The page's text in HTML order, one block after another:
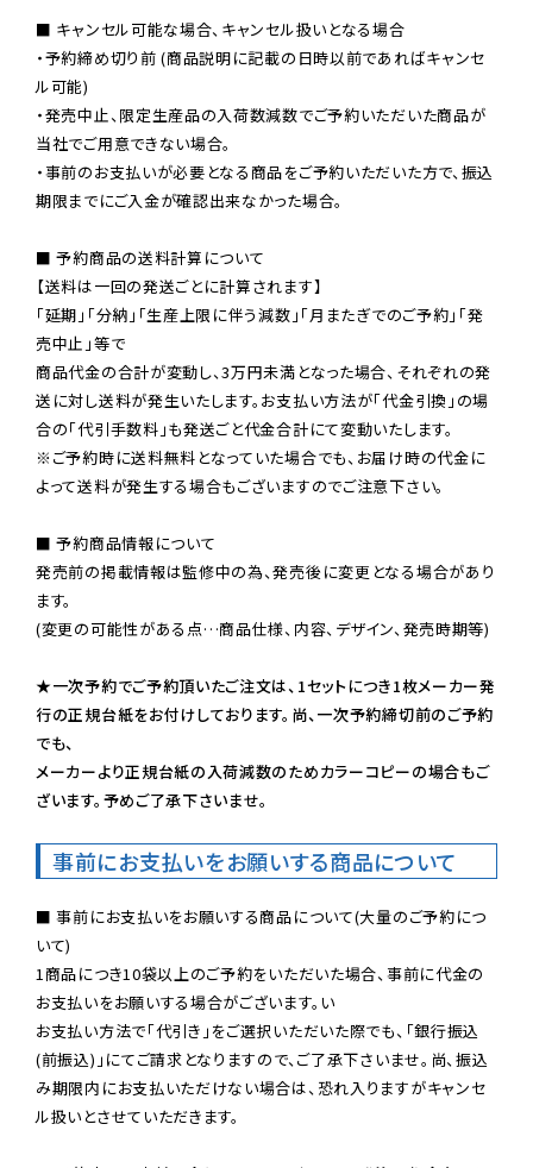
■ キャンセル可能な場合、キャンセル扱いとなる場合
・予約締め切り前 (商品説明に記載の日時以前であればキャンセ
ル可能)
・発売中止、限定生産品の入荷数減数でご予約いただいた商品が
当社でご用意できない場合。
・事前のお支払いが必要となる商品をご予約いただいた方で、振込
期限までにご入金が確認出来なかった場合。
■ 予約商品の送料計算について
【送料は一回の発送ごとに計算されます】
「延期」「分納」「生産上限に伴う減数」「月またぎでのご予約」「発
売中止」等で
商品代金の合計が変動し、3万円未満となった場合、それぞれの発
送に対し送料が発生いたします。お支払い方法が「代金引換」の場
※ご予約時に送料無料となっていた場合でも、お届け時の代金に
よって送料が発生する場合もございますのでご注意下さい。
■ 予約商品情報について
発売前の掲載情報は監修中の為、発売後に変更となる場合があり
ます。
(変更の可能性がある点…商品仕様、内容、デザイン、発売時期等)
★一次予約でご予約頂いたご注文は、1セットにつき1枚メーカー発
行の正規台紙をお付けしております。尚、一次予約締切前のご予約
でも、
メーカーより正規台紙の入荷減数のためカラーコピーの場合もご
ざいます。予めご了承下さいませ。
事前にお支払いをお願いする商品について
■ 事前にお支払いをお願いする商品について(大量のご予約につ
いて)
1商品につき10袋以上のご予約をいただいた場合、事前に代金の
お支払いをお願いする場合がございます。い
お支払い方法で「代引き」をご選択いただいた際でも、「銀行振込
(前振込)」にてご請求となりますので、ご了承下さいませ。尚、振込
み期限内にお支払いただけない場合は、恐れ入りますがキャンセ
ル扱いとさせていただきます。